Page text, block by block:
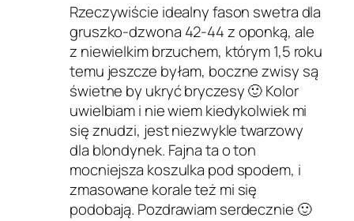
Rzeczywiście idealny fason swetra dla
gruszko-dzwona 42-44 z oponką, ale
z niewielkim brzuchem, którym 1,5 roku
temu jeszcze byłam, boczne zwisy są
świetne by ukryć bryczesy 🙂 Kolor
uwielbiam i nie wiem kiedykolwiek mi
się znudzi, jest niezwykle twarzowy
dla blondynek. Fajna ta o ton
mocniejsza koszulka pod spodem, i
zmasowane korale też mi się
podobają. Pozdrawiam serdecznie 🙂